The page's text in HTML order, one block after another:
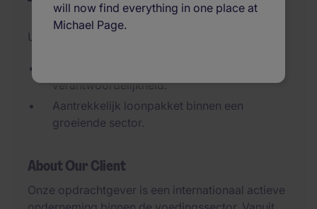
will now find everything in one place at
Michael Page.
Updated on 08/07/2026
verantwoordelijkheid.
Aantrekkelijk loonpakket binnen een
groeiende sector.
About Our Client
Onze opdrachtgever is een internationaal actieve